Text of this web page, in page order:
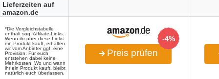
-4%
Preis prüfen
Lieferzeiten auf
amazon.de
*Die Vergleichstabelle
enthält sog. Affiliate-Links.
Wenn ihr über diese Links
ein Produkt kauft, erhalten
wir vom Anbieter ggf. eine
Provision. Für euch
entstehen dabei keine
Mehrkosten. Wo und wann
ihr ein Produkt kauft, bleibt
natürlich euch überlassen.